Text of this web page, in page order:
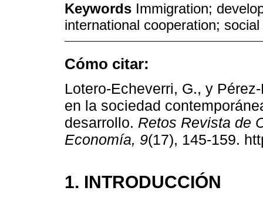
Keywords Immigration;
international cooperation;
Cómo citar:
Lotero-Echeverri, G., y
en la sociedad
desarrollo. Retos Revista de
Economía, 9(17), 145-159.
1. INTRODUCCIÓN